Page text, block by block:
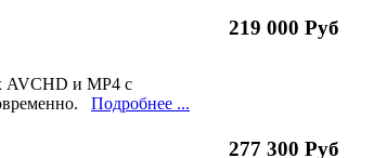
219 000 Руб
AVCHD и MP4 с
Подробнее ...
277 300 Руб